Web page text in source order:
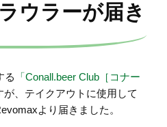
ウラーが届き
る
「Conall.beer Club［コナー
が、テイクアウトに使用して
より届きました。